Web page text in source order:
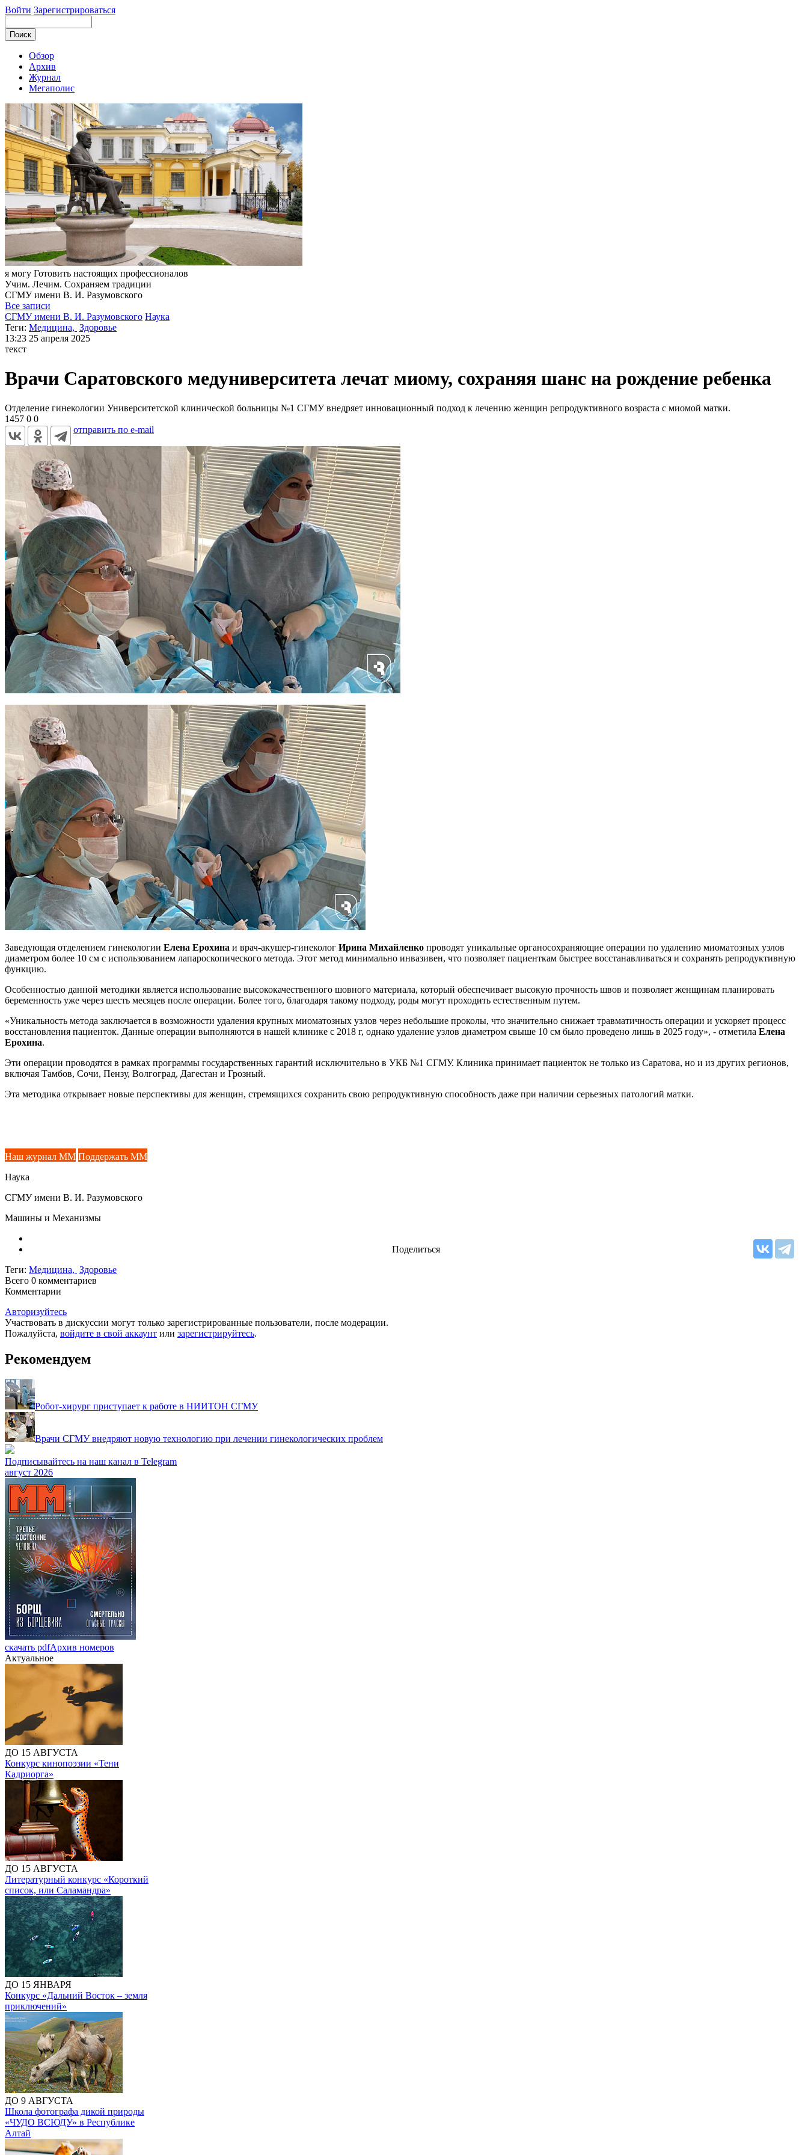
Войти Зарегистрироваться
Обзор
Архив
Журнал
Мегаполис
я могу Готовить настоящих профессионалов
Учим. Лечим. Сохраняем традиции
СГМУимени В. И. Разумовского
Все записи
СГМУ имени В. И. Разумовского Наука
Теги: Медицина, Здоровье
13:23 25 апреля 2025
текст
Врачи Саратовского медуниверситета лечат миому, сохраняя шанс на рождение ребенка
Отделение гинекологии Университетской клинической больницы №1 СГМУ внедряет инновационный подход к лечению женщин репродуктивного возраста с миомой матки.
1457 0 0
отправить по e-mail
Заведующая отделением гинекологии Елена Ерохина и врач-акушер-гинеколог Ирина Михайленко проводят уникальные органосохраняющие операции по удалению миоматозных узлов
диаметром более 10 см с использованием лапароскопического метода. Этот метод минимально инвазивен, что позволяет пациенткам быстрее восстанавливаться и сохранять репродуктивную
функцию.
Особенностью данной методики является использование высококачественного шовного материала, который обеспечивает высокую прочность швов и позволяет женщинам планировать
беременность уже через шесть месяцев после операции. Более того, благодаря такому подходу, роды могут проходить естественным путем.
«Уникальность метода заключается в возможности удаления крупных миоматозных узлов через небольшие проколы, что значительно снижает травматичность операции и ускоряет процесс
восстановления пациенток. Данные операции выполняются в нашей клинике с 2018 г, однако удаление узлов диаметром свыше 10 см было проведено лишь в 2025 году», - отметила Елена
Ерохина.
Эти операции проводятся в рамках программы государственных гарантий исключительно в УКБ №1 СГМУ. Клиника принимает пациенток не только из Саратова, но и из других регионов,
включая Тамбов, Сочи, Пензу, Волгоград, Дагестан и Грозный.
Эта методика открывает новые перспективы для женщин, стремящихся сохранить свою репродуктивную способность даже при наличии серьезных патологий матки.
Наш журнал ММ Поддержать ММ
Наука
СГМУ имени В. И. Разумовского
Машины и Механизмы
Поделиться
Теги: Медицина, Здоровье
Всего 0 комментариев
Комментарии
Авторизуйтесь
Участвовать в дискуссии могут только зарегистрированные пользователи, после модерации.
Пожалуйста, войдите в свой аккаунт или зарегистрируйтесь.
Рекомендуем
Робот-хирург приступает к работе в НИИТОН СГМУ
Врачи СГМУ внедряют новую технологию при лечении гинекологических проблем
Подписывайтесь на наш канал в Telegram
август 2026
скачать pdfАрхив номеров
Актуальное
ДО 15 АВГУСТА
Конкурс кинопоэзии «Тени
Кадриорга»
ДО 15 АВГУСТА
Литературный конкурс «Короткий
список, или Саламандра»
ДО 15 ЯНВАРЯ
Конкурс «Дальний Восток – земля
приключений»
ДО 9 АВГУСТА
Школа фотографа дикой природы
«ЧУДО ВСЮДУ» в Республике
Алтай